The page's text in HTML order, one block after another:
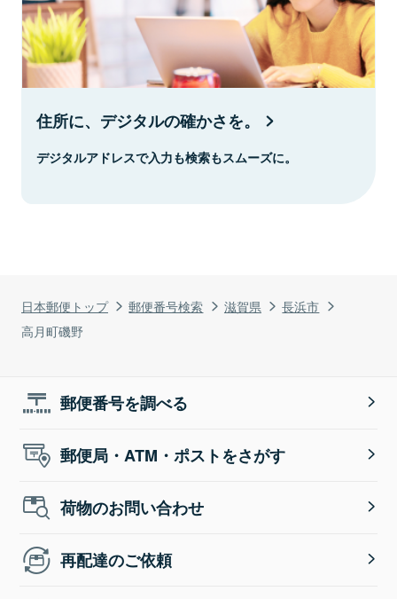
日本郵便トップ 郵便番号検索 滋賀県
長浜市
高月町磯野
住所に、デジタルの確かさを。
デジタルアドレスで入力も検索もスムーズに。
郵便番号を調べる
郵便局・ATM・ポストをさがす
荷物のお問い合わせ
再配達のご依頼